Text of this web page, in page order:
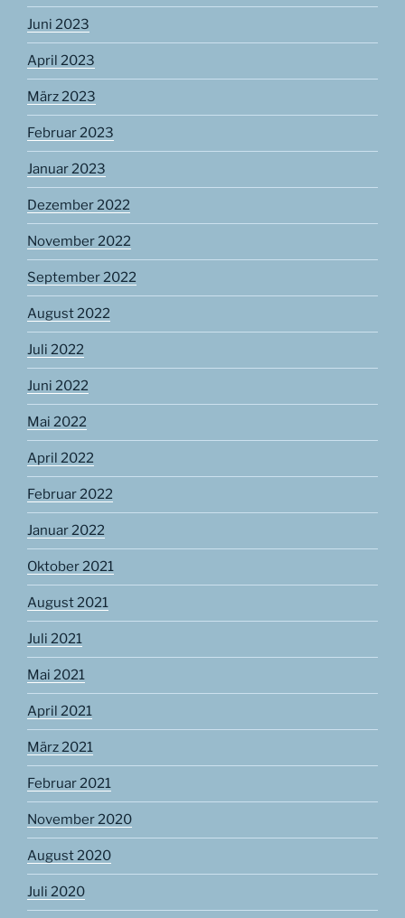
Juni 2023
April 2023
März 2023
Februar 2023
Januar 2023
Dezember 2022
November 2022
September 2022
August 2022
Juli 2022
Juni 2022
Mai 2022
April 2022
Februar 2022
Januar 2022
Oktober 2021
August 2021
Juli 2021
Mai 2021
April 2021
März 2021
Februar 2021
November 2020
August 2020
Juli 2020